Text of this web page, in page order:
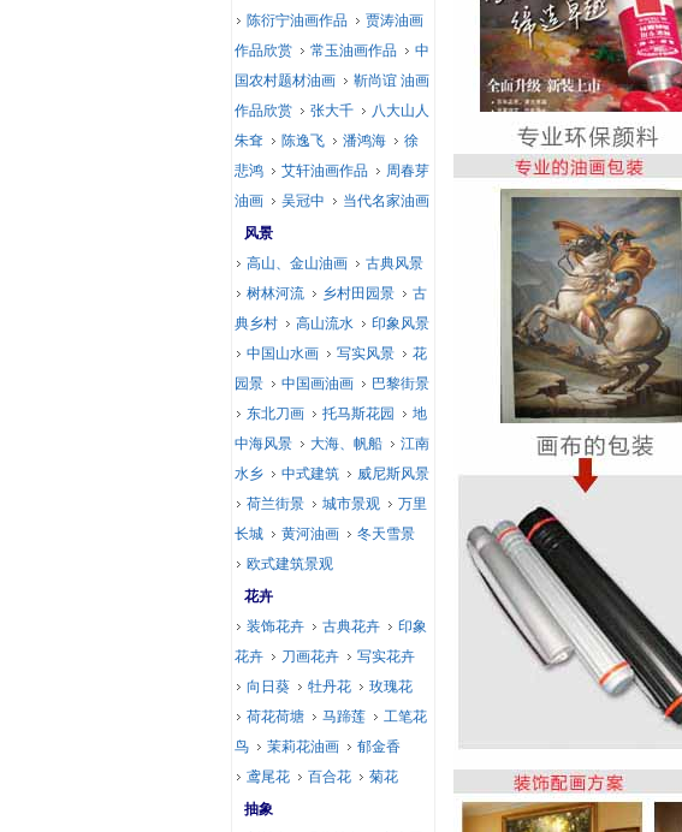
陈衍宁油画作品
贾涛油画
作品欣赏
常玉油画作品
中
国农村题材油画
靳尚谊 油画
作品欣赏
张大千
八大山人
朱耷
陈逸飞 潘鸿海
徐
悲鸿
艾轩油画作品
周春芽
油画
吴冠中
当代名家油画
风景
高山、金山油画
古典风景
树林河流
乡村田园景
古
典乡村
高山流水
印象风景
中国山水画
写实风景
花
园景
中国画油画
巴黎街景
东北刀画
托马斯花园
地
中海风景
大海、帆船
江南
水乡
中式建筑
威尼斯风景
荷兰街景
城市景观
万里
长城
黄河油画
冬天雪景
欧式建筑景观
花卉
装饰花卉
古典花卉
印象
花卉
刀画花卉
写实花卉
向日葵
牡丹花
玫瑰花
荷花荷塘
马蹄莲
工笔花
鸟
茉莉花油画
郁金香
鸢尾花
百合花
菊花
抽象